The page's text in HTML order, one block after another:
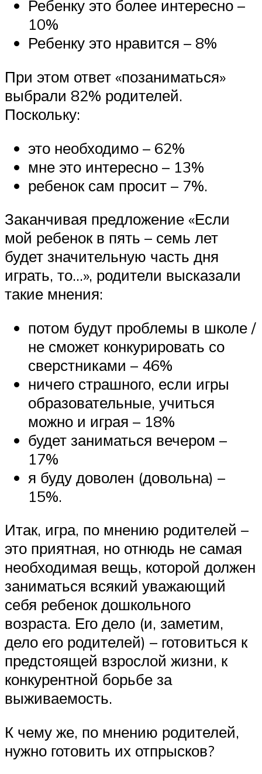
Ребенку это более интересно –
10%
Ребенку это нравится – 8%
При этом ответ «позаниматься»
выбрали 82% родителей.
Поскольку:
это необходимо – 62%
мне это интересно – 13%
ребенок сам просит – 7%.
Заканчивая предложение «Если
мой ребенок в пять – семь лет
будет значительную часть дня
играть, то…», родители высказали
такие мнения:
потом будут проблемы в школе /
не сможет конкурировать со
сверстниками – 46%
ничего страшного, если игры
образовательные, учиться
можно и играя – 18%
будет заниматься вечером –
17%
я буду доволен (довольна) –
15%.
Итак, игра, по мнению родителей –
это приятная, но отнюдь не самая
необходимая вещь, которой должен
заниматься всякий уважающий
себя ребенок дошкольного
возраста. Его дело (и, заметим,
дело его родителей) – готовиться к
предстоящей взрослой жизни, к
конкурентной борьбе за
выживаемость.
К чему же, по мнению родителей,
нужно готовить их отпрысков?